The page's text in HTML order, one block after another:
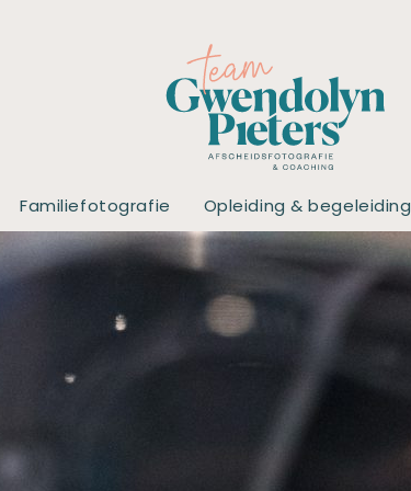
Familiefotografie Opleiding & begeleiding